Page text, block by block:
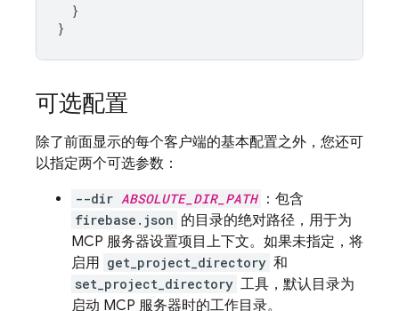
}
}
可选配置
除了前面显示的每个客户端的基本配置之外，您还可
以指定两个可选参数：
--dir ABSOLUTE_DIR_PATH ：包含
firebase.json 的目录的绝对路径，用于为
MCP 服务器设置项目上下文。如果未指定，将
启用 get_project_directory 和
set_project_directory 工具，默认目录为
启动 MCP 服务器时的工作目录。